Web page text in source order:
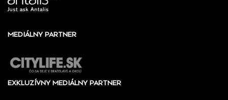
MEDIÁLNY PARTNER
EXKLUZÍVNY MEDIÁLNY PARTNER